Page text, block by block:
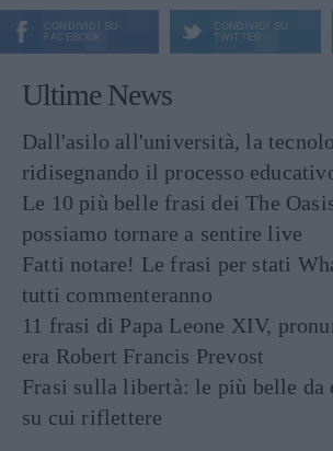
CONDIVIDI SU
FACEBOOK
CONDIVIDI SU
TWITTER
Ultime News
Dall'asilo all'università, la
ridisegnando il processo
Le 10 più belle frasi dei The
possiamo tornare a sentire live
Fatti notare! Le frasi per stati
tutti commenteranno
11 frasi di Papa Leone XIV,
era Robert Francis Prevost
Frasi sulla libertà: le più belle da
su cui riflettere